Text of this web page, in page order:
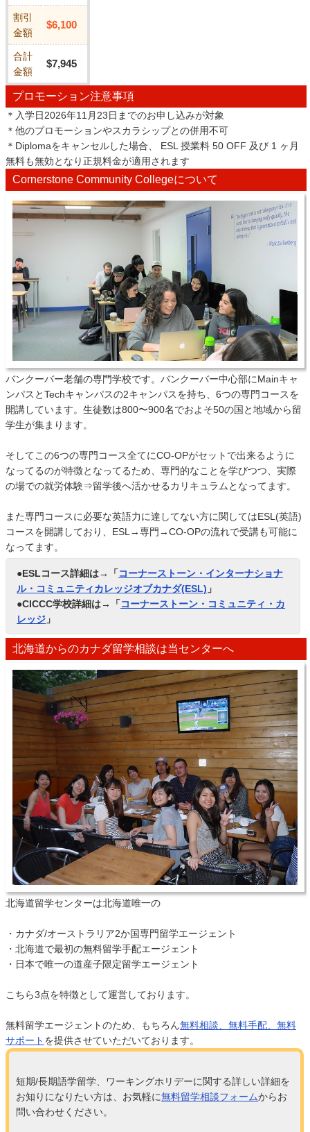
割引
金額
$6,100
合計
金額
$7,945
プロモーション注意事項
＊入学日2026年11月23日までのお申し込みが対象
＊他のプロモーションやスカラシップとの併用不可
＊Diplomaをキャンセルした場合、 ESL 授業料 50 OFF 及び 1 ヶ月
無料も無効となり正規料金が適用されます
Cornerstone Community Collegeについて
バンクーバー老舗の専門学校です。バンクーバー中心部にMainキャ
ンパスとTechキャンパスの2キャンパスを持ち、6つの専門コースを
開講しています。生徒数は800〜900名でおよそ50の国と地域から留
学生が集まります。
そしてこの6つの専門コース全てにCO-OPがセットで出来るように
なってるのが特徴となってるため、専門的なことを学びつつ、実際
の場での就労体験⇒留学後へ活かせるカリキュラムとなってます。
また専門コースに必要な英語力に達してない方に関してはESL(英語)
コースを開講しており、ESL→専門→CO-OPの流れで受講も可能に
なってます。
●ESLコース詳細は→「コーナーストーン・インターナショナ
ル・コミュニティカレッジオブカナダ(ESL) 」
●CICCC学校詳細は→「コーナーストーン・コミュニティ・カ
レッジ 」
北海道からのカナダ留学相談は当センターへ
北海道留学センターは北海道唯一の
・カナダ/オーストラリア2か国専門留学エージェント
・北海道で最初の無料留学手配エージェント
・日本で唯一の道産子限定留学エージェント
こちら3点を特徴として運営しております。
無料留学エージェントのため、もちろん無料相談、無料手配、無料
サポート を提供させていただいております。
短期/長期語学留学、ワーキングホリデーに関する詳しい詳細を
お知りになりたい方は、お気軽に無料留学相談フォームからお
問い合わせください。